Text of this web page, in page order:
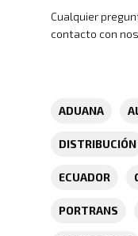
Cualquier
contacto con
ADUANA
DISTRIBUCIÓN
ECUADOR
PORTRANS